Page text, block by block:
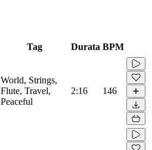
Tag Durata BPM
World, Strings,
Flute, Travel,
Peaceful
2:16 146